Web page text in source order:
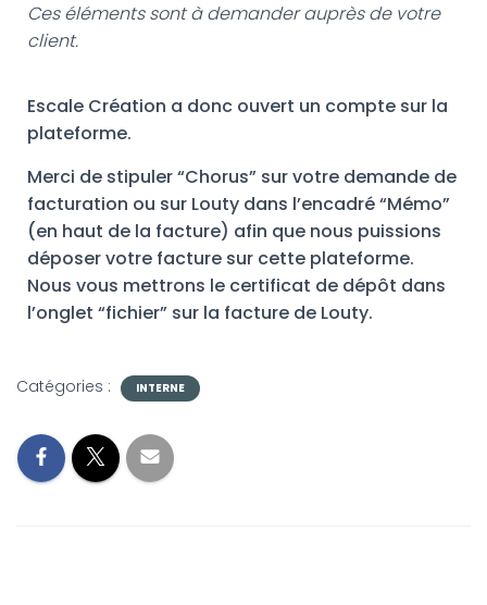
Ces éléments sont à demander auprès de votre
client.
Escale Création a donc ouvert un compte sur la
plateforme.
Merci de stipuler “Chorus” sur votre demande de
facturation ou sur Louty dans l’encadré “Mémo”
(en haut de la facture) afin que nous puissions
déposer votre facture sur cette plateforme.
Nous vous mettrons le certificat de dépôt dans
l’onglet “fichier” sur la facture de Louty.
Catégories : INTERNE